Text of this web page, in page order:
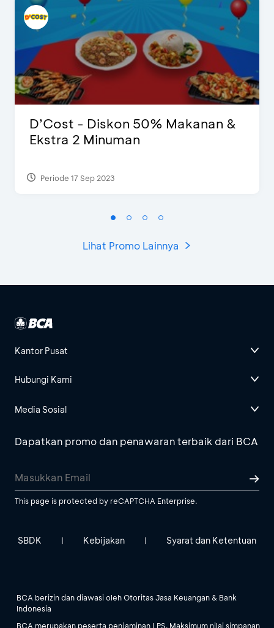
D’Cost - Diskon 50% Makanan &
Ekstra 2 Minuman
Periode 17 Sep 2023
Lihat Promo Lainnya
Kantor Pusat
Hubungi Kami
Media Sosial
Dapatkan promo dan penawaran terbaik dari BCA
This page is protected by reCAPTCHA Enterprise.
SBDK | Kebijakan | Syarat dan Ketentuan
BCA berizin dan diawasi oleh Otoritas Jasa Keuangan & Bank
Indonesia
BCA merupakan peserta penjaminan LPS. Maksimum nilai simpanan